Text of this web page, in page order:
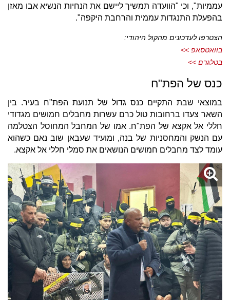
עממיות", וכי "הוועדה תמשיך ליישם את הנחיות הנשיא אבו מאזן
בהפעלת התנגדות עממית והרחבת היקפה".
הצטרפו לעדכונים מהקול היהודי:
בוואטסאפ >>
בטלגרם >>
כנס של הפת"ח
במוצאי שבת התקיים כנס גדול של תנועת הפת"ח בעיר. בין
השאר צעדו ברחובות טול כרם עשרות מחבלים חמושים מגדודי
חללי אל אקצא של הפת"ח. אמו של המחבל המחוסל הצטלמה
עם הנשק והמחסניות של בנה, ומועיד שעבאן שוב נאם כשהוא
עומד לצד מחבלים חמושים הנושאים את סמלי חללי אל אקצא.